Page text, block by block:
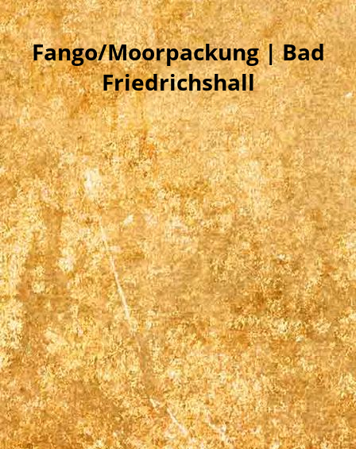
Fango/Moorpackung | Bad
Friedrichshall